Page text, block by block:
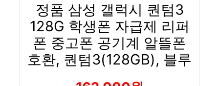
정품 삼성 갤럭시 퀀텀3
128G 학생폰 자급제 리퍼
폰 중고폰 공기계 알뜰폰
호환, 퀀텀3(128GB), 블루